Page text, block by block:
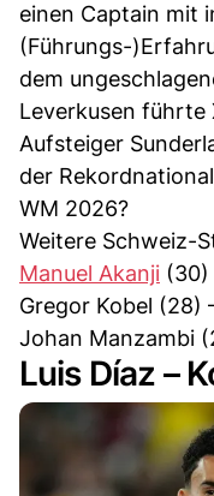
einen Captain mit
(Führungs-
dem
Leverkusen führte
Aufsteiger
der
WM 2026?
Weitere Schweiz-
Manuel Akanji (30)
Gregor Kobel (28)
Johan Manzambi
Luis Díaz –